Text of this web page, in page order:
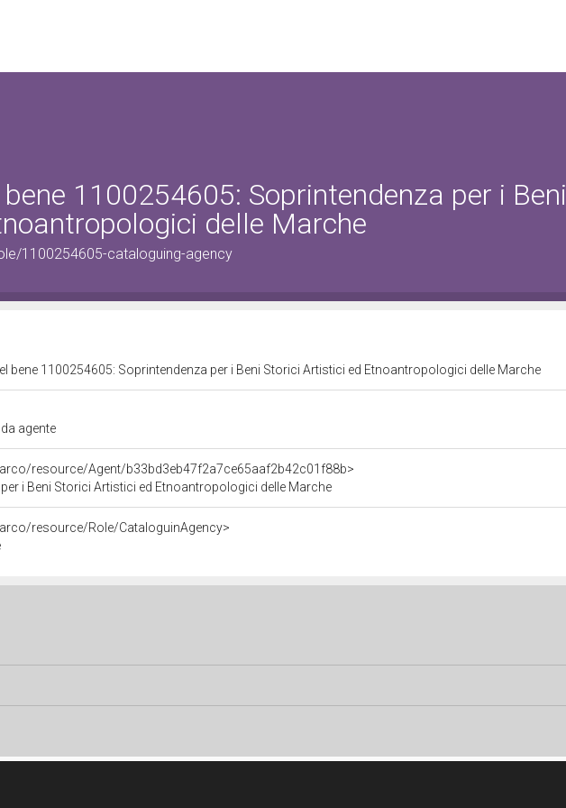
1100254605: Soprintendenza per i Beni
delle Marche
1100254605-cataloguing-agency
bene 1100254605: Soprintendenza per i Beni Storici Artistici ed Etnoantropologici delle Marche
agente
resource/Agent/b33bd3eb47f2a7ce65aaf2b42c01f88b>
i Beni Storici Artistici ed Etnoantropologici delle Marche
resource/Role/CataloguinAgency>